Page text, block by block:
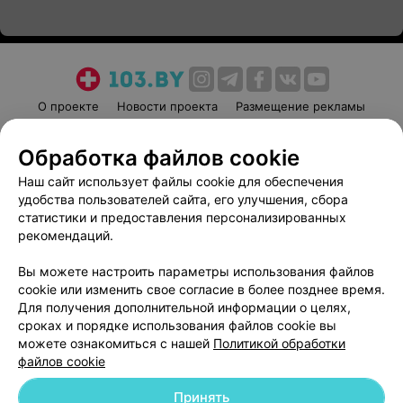
О проекте Новости проекта
Размещение рекламы
Пользовательское соглашение
Способы оплаты
Вакансии
Партнеры
Написать руководителю 103.by
Обработка персональных данных
Обработка файлов cookie
Наш сайт использует файлы cookie для обеспечения
удобства пользователей сайта, его улучшения, сбора
статистики и предоставления персонализированных
рекомендаций.
Вы можете настроить параметры использования файлов
cookie или изменить свое согласие в более позднее время.
Для получения дополнительной информации о целях,
сроках и порядке использования файлов cookie вы
можете ознакомиться с нашей Политикой обработки
файлов cookie
Принять